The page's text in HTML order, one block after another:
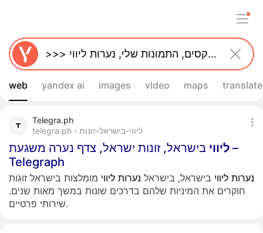
web yandex ai images video maps translate
Telegra.ph
telegra.ph › ליווי-בישראל-זונות
ליווי בישראל, זונות ישראל, צדף נערה משגעת –
Telegraph
נערות ליווי בישראל, בישראל נערות ליווי מומלצות בישראל זוגות
חוקרים את המיניות שלהם בדרכים שונות במשך מאות שנים.
שירותי פרטיים.